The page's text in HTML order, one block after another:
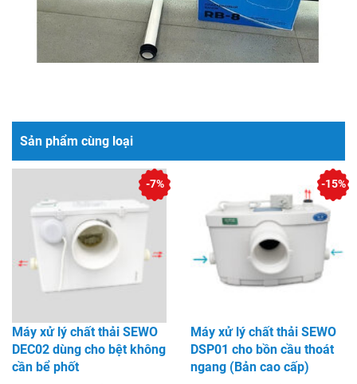
Sản phẩm cùng loại
Máy xử lý chất thải SEWO
DEC02 dùng cho bệt không
cần bể phốt
-7%
Máy xử lý chất thải SEWO
DSP01 cho bồn cầu thoát
ngang (Bản cao cấp)
-15%